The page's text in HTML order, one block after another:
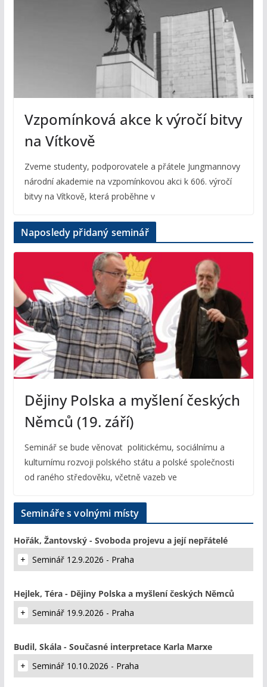
Vzpomínková akce k výročí bitvy
na Vítkově
Zveme studenty, podporovatele a přátele Jungmannovy
národní akademie na vzpomínkovou akci k 606. výročí
bitvy na Vítkově, která proběhne v
Naposledy přidaný seminář
Dějiny Polska a myšlení českých
Němců (19. září)
Seminář se bude věnovat politickému, sociálnímu a
kulturnímu rozvoji polského státu a polské společnosti
od raného středověku, včetně vazeb ve
Semináře s volnými místy
Hořák, Žantovský - Svoboda projevu a její nepřátelé
Seminář 12.9.2026 - Praha
Hejlek, Téra - Dějiny Polska a myšlení českých Němců
Seminář 19.9.2026 - Praha
Budil, Skála - Současné interpretace Karla Marxe
Seminář 10.10.2026 - Praha